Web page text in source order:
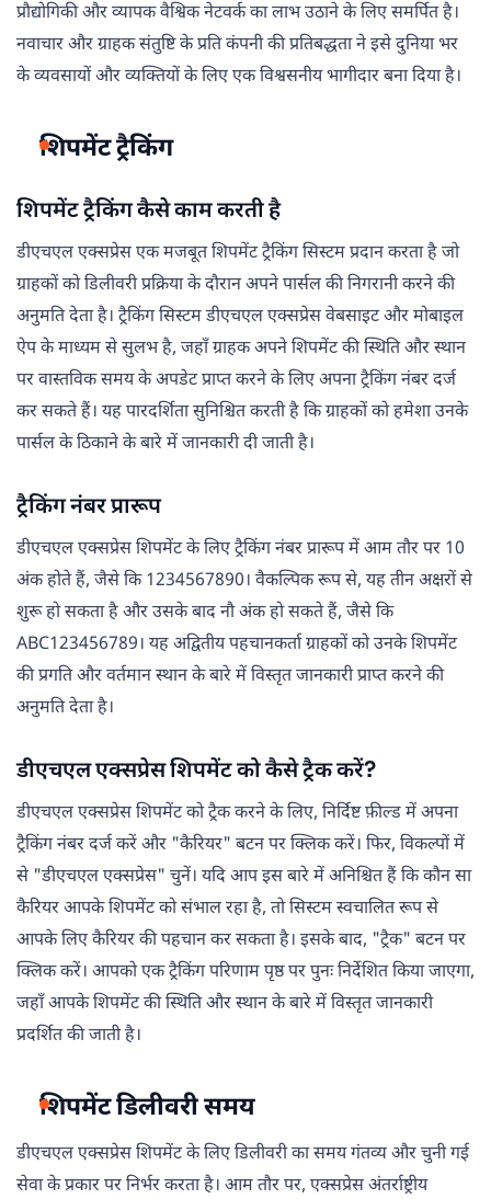
प्रौद्योगिकी और व्यापक वैश्विक नेटवर्क का लाभ उठाने के लिए समर्पित है।
नवाचार और ग्राहक संतुष्टि के प्रति कंपनी की प्रतिबद्धता ने इसे दुनिया भर
के व्यवसायों और व्यक्तियों के लिए एक विश्वसनीय भागीदार बना दिया है।
शिपमेंट ट्रैकिंग
शिपमेंट ट्रैकिंग कैसे काम करती है
डीएचएल एक्सप्रेस एक मजबूत शिपमेंट ट्रैकिंग सिस्टम प्रदान करता है जो
ग्राहकों को डिलीवरी प्रक्रिया के दौरान अपने पार्सल की निगरानी करने की
अनुमति देता है। ट्रैकिंग सिस्टम डीएचएल एक्सप्रेस वेबसाइट और मोबाइल
ऐप के माध्यम से सुलभ है, जहाँ ग्राहक अपने शिपमेंट की स्थिति और स्थान
पर वास्तविक समय के अपडेट प्राप्त करने के लिए अपना ट्रैकिंग नंबर दर्ज
कर सकते हैं। यह पारदर्शिता सुनिश्चित करती है कि ग्राहकों को हमेशा उनके
पार्सल के ठिकाने के बारे में जानकारी दी जाती है।
ट्रैकिंग नंबर प्रारूप
डीएचएल एक्सप्रेस शिपमेंट के लिए ट्रैकिंग नंबर प्रारूप में आम तौर पर 10
अंक होते हैं, जैसे कि 1234567890। वैकल्पिक रूप से, यह तीन अक्षरों से
शुरू हो सकता है और उसके बाद नौ अंक हो सकते हैं, जैसे कि
ABC123456789। यह अद्वितीय पहचानकर्ता ग्राहकों को उनके शिपमेंट
की प्रगति और वर्तमान स्थान के बारे में विस्तृत जानकारी प्राप्त करने की
अनुमति देता है।
डीएचएल एक्सप्रेस शिपमेंट को कैसे ट्रैक करें?
डीएचएल एक्सप्रेस शिपमेंट को ट्रैक करने के लिए, निर्दिष्ट फ़ील्ड में अपना
ट्रैकिंग नंबर दर्ज करें और "कैरियर" बटन पर क्लिक करें। फिर, विकल्पों में
से "डीएचएल एक्सप्रेस" चुनें। यदि आप इस बारे में अनिश्चित हैं कि कौन सा
कैरियर आपके शिपमेंट को संभाल रहा है, तो सिस्टम स्वचालित रूप से
आपके लिए कैरियर की पहचान कर सकता है। इसके बाद, "ट्रैक" बटन पर
क्लिक करें। आपको एक ट्रैकिंग परिणाम पृष्ठ पर पुनः निर्देशित किया जाएगा,
जहाँ आपके शिपमेंट की स्थिति और स्थान के बारे में विस्तृत जानकारी
प्रदर्शित की जाती है।
शिपमेंट डिलीवरी समय
डीएचएल एक्सप्रेस शिपमेंट के लिए डिलीवरी का समय गंतव्य और चुनी गई
सेवा के प्रकार पर निर्भर करता है। आम तौर पर, एक्सप्रेस अंतर्राष्ट्रीय